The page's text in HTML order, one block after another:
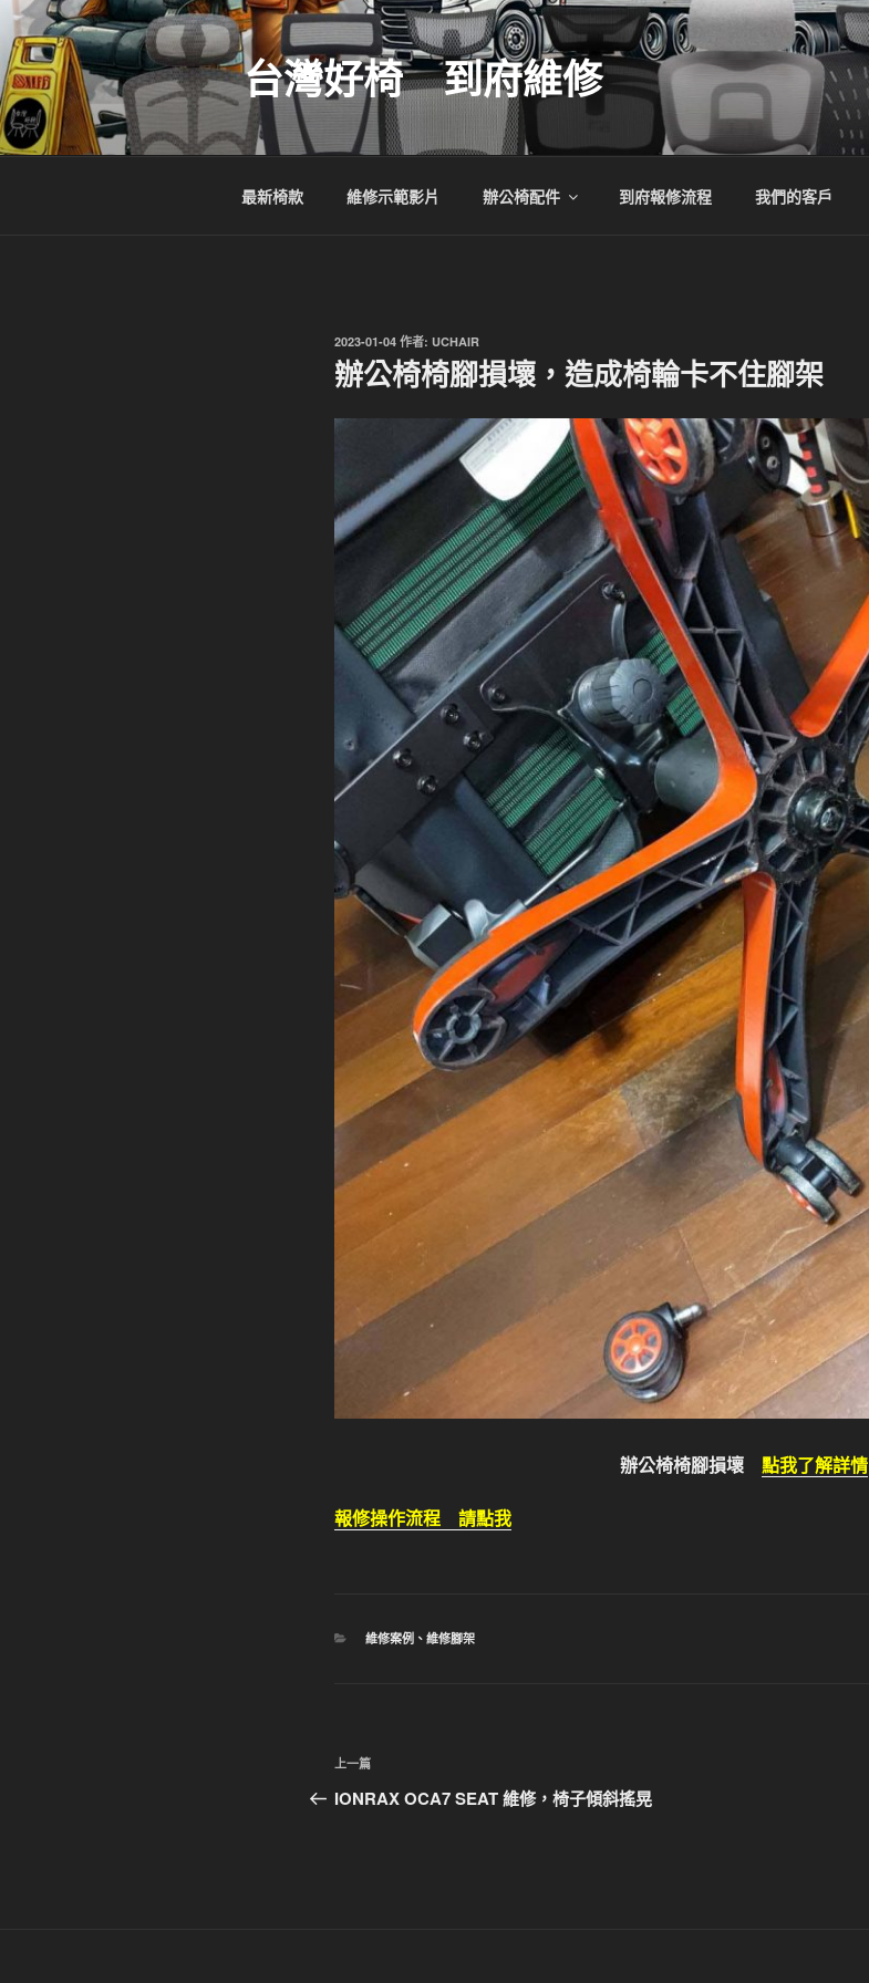
跳
至
主
要
內
容
台灣好椅 到府維修
最新椅款 維修示範影片 辦公椅配件 到府報修流程 我們的客戶
發
佈
於
2023-01-04 作者: UCHAIR
辦公椅椅腳損壞，造成椅輪卡不住腳架
辦公椅椅腳損壞 點我了解詳情
報修操作流程 請點我
分
維修案例 、 維修腳架
文
章
上
一
上一篇
IONRAX OCA7 SEAT 維修，椅子傾斜搖晃